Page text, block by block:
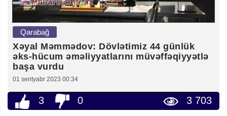
Qarabağ
Xəyal Məmmədov: Dövlətimiz 44 günlük
əks-hücum əməliyyatlarını müvəffəqiyyətlə
başa vurdu
01 sentyabr 2023 00:34
3 0 3 703